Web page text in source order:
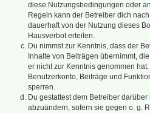
diese Nutzungsbedingungen oder
Regeln kann der Betreiber dich
dauerhaft von der Nutzung dieses
Hausverbot erteilen.
Du nimmst zur Kenntnis, dass der
Inhalte von Beiträgen übernimmt,
er nicht zur Kenntnis genommen
Benutzerkonto, Beiträge und
sperren.
Du gestattest dem Betreiber
abzuändern, sofern sie gegen o. g.